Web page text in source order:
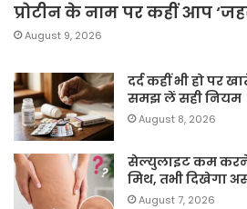
प्रोटीन के नाम पर कहीं आप
August 9, 2026
दर्द कहीं भी हो पर
समझ लें सही नियम
August 8, 2026
सेल्युलाइट कम
मिथ, तभी दिखेगा
August 7, 2026